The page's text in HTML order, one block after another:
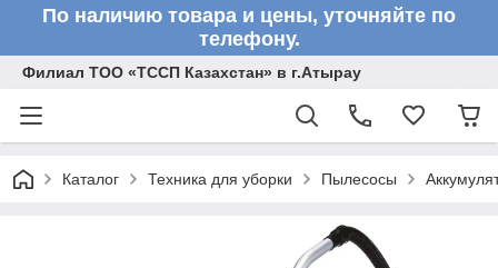
По наличию товара и цены, уточняйте по
телефону.
Филиал ТОО «ТССП Казахстан» в г.Атырау
Каталог Техника для уборки Пылесосы